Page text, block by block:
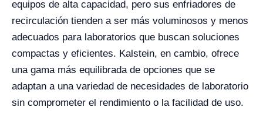
equipos de alta capacidad, pero sus enfriadores de
recirculación tienden a ser más voluminosos y menos
adecuados para laboratorios que buscan soluciones
compactas y eficientes. Kalstein, en cambio, ofrece
una gama más equilibrada de opciones que se
adaptan a una variedad de necesidades de laboratorio
sin comprometer el rendimiento o la facilidad de uso.